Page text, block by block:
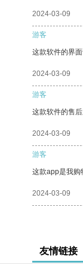
2024-03-09
游客
这款软件的界
2024-03-09
游客
这款软件的售
2024-03-09
游客
这款app是我购
2024-03-09
友情链接